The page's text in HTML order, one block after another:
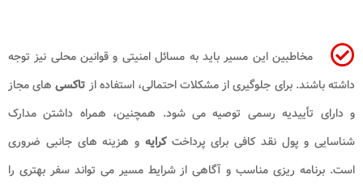
مخاطبین این مسیر باید به مسائل امنیتی و قوانین محلی نیز توجه
داشته باشند. برای جلوگیری از مشکلات احتمالی، استفاده از تاکسی های مجاز
و دارای تأییدیه رسمی توصیه می شود. همچنین، همراه داشتن مدارک
شناسایی و پول نقد کافی برای پرداختکرایه و هزینه های جانبی ضروری
است. برنامه ریزی مناسب و آگاهی از شرایط مسیر می تواند سفر بهتری را